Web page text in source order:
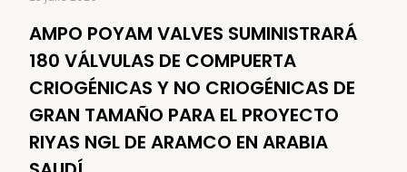
AMPO POYAM VALVES SUMINISTRARÁ
180 VÁLVULAS DE COMPUERTA
CRIOGÉNICAS Y NO CRIOGÉNICAS DE
GRAN TAMAÑO PARA EL PROYECTO
RIYAS NGL DE ARAMCO EN ARABIA